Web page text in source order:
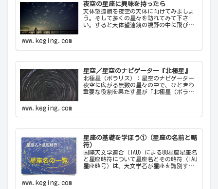
夜空の星座に興味を持ったら
天体望遠鏡を夜空の天体に向けてみましょ
う。そして多くの星々を訪れてみて下さ
い。すると天体望遠鏡の視野の中に飛び込
一生の趣味になることでしょう。
www.keging.com
星空／星空のナビゲーター『北極星』
北極星（ポラリス）：星空のナビゲーター
夜空に広がる無数の星々の中で、ひときわ
重要な役割を果たす星が「北極星（ポラリ
では…
www.keging.com
星座の基礎を学ぼう①（星座の名前と略
符）
国際天文学連合（IAU）による88星座星座名
と星座略符について星座名とその略符（IAU
星座略号）は、天文学者が星座を識別する
www.keging.com